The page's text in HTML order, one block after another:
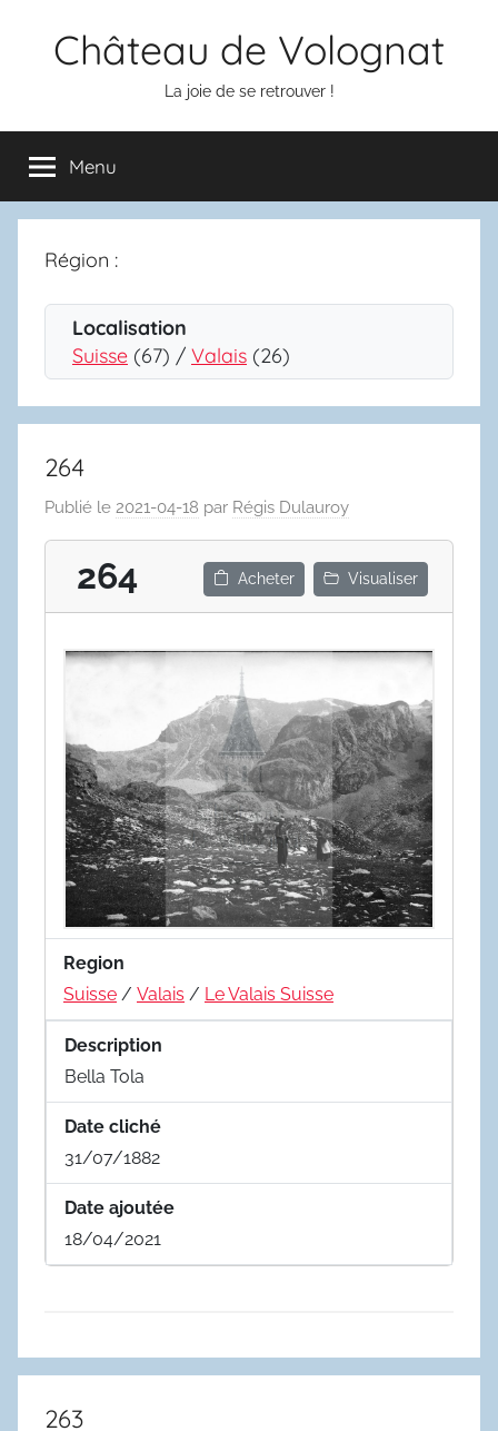
Château de Volognat
La joie de se retrouver !
Menu
Région :
Localisation
Suisse (67) / Valais (26)
264
Publié le 2021-04-18 par Régis Dulauroy
264 Acheter Visualiser
Region
Suisse / Valais / Le Valais Suisse
Description
Bella Tola
Date cliché
31/07/1882
Date ajoutée
18/04/2021
263